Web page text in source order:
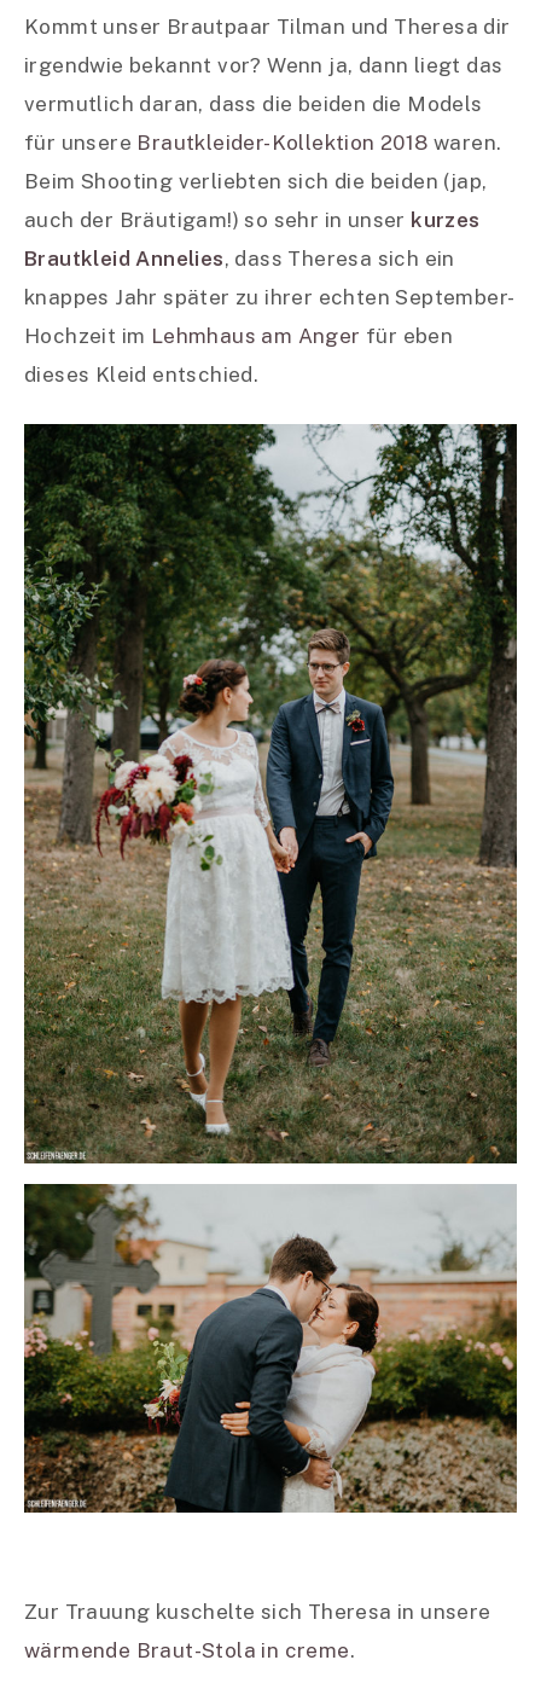
Kommt unser Brautpaar Tilman und Theresa dir
irgendwie bekannt vor? Wenn ja, dann liegt das
vermutlich daran, dass die beiden die Models
für unsere Brautkleider-Kollektion 2018 waren.
Beim Shooting verliebten sich die beiden (jap,
auch der Bräutigam!) so sehr in unser kurzes
Brautkleid Annelies, dass Theresa sich ein
knappes Jahr später zu ihrer echten September-
Hochzeit im Lehmhaus am Anger für eben
dieses Kleid entschied.
Zur Trauung kuschelte sich Theresa in unsere
wärmende Braut-Stola in creme.